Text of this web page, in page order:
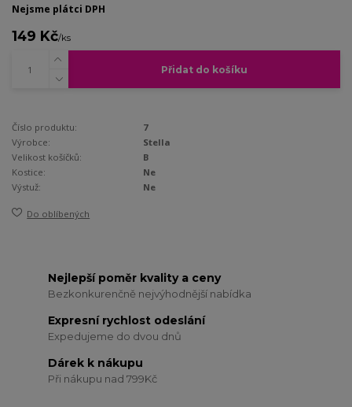
Nejsme plátci DPH
149 Kč/ks
Přidat do košíku
Číslo produktu:
7
Výrobce:
Stella
Velikost košíčků:
B
Kostice:
Ne
Výstuž:
Ne
Do oblíbených
Nejlepší poměr kvality a ceny
Bezkonkurenčně nejvýhodnější nabídka
Expresní rychlost odeslání
Expedujeme do dvou dnů
Dárek k nákupu
Při nákupu nad 799Kč